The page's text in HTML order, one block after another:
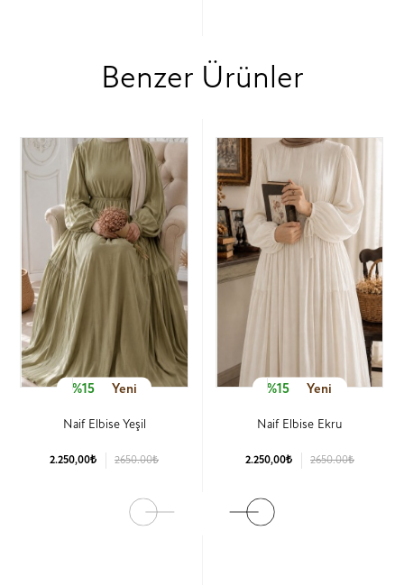
Benzer Ürünler
%15 Yeni
Naif Elbise Yeşil
2.250,00₺ 2650.00₺
%15 Yeni
Naif Elbise Ekru
2.250,00₺ 2650.00₺